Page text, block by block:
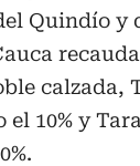
Quindío y
calzada,
el 10% y